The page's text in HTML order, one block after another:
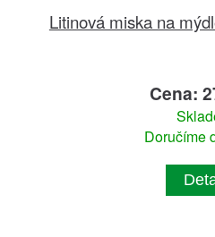
Litinová miska na
Cena:
Doručíme